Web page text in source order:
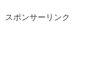
スポンサーリンク